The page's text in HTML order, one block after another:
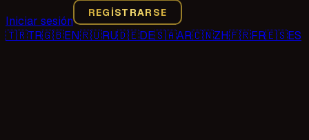
Iniciar sesión
REGISTRARSE
🇹🇷TR🇬🇧EN🇷🇺RU🇩🇪DE🇸🇦AR🇨🇳ZH🇫🇷FR🇪🇸ES